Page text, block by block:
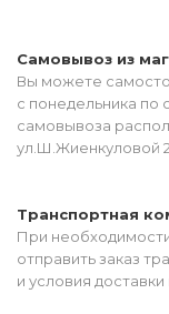
Самовывоз из
Вы можете
с понедельника по
самовывоза
ул.Ш.Жиенкуловой 2/
Транспортная
При
отправить заказ
и условия